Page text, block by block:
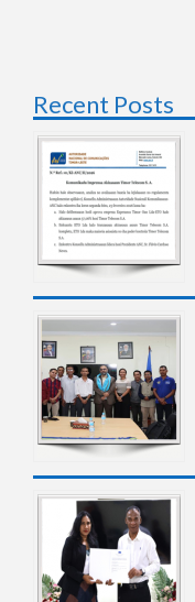
Recent Posts